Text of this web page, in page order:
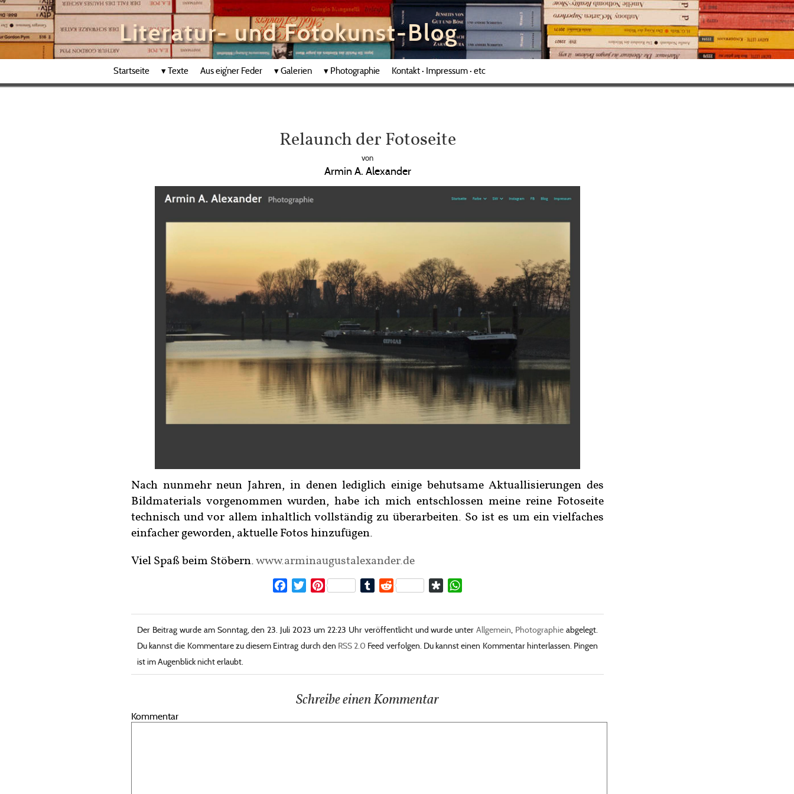
Literatur- und Fotokunst-Blog
Startseite ▾Texte Aus eig’ner Feder ▾Galerien ▾ Photographie Kontakt · Impressum · etc
Relaunch der Fotoseite
von
Armin A. Alexander
Nach nunmehr neun Jahren, in denen lediglich einige behutsame Aktuallisierungen des
Bildmaterials vorgenommen wurden, habe ich mich entschlossen meine reine Fotoseite
technisch und vor allem inhaltlich vollständig zu überarbeiten. So ist es um ein vielfaches
einfacher geworden, aktuelle Fotos hinzufügen.
Viel Spaß beim Stöbern.www.arminaugustalexander.de
Facebook
TwitterPinterest TumblrReddit Diaspora
Der Beitrag wurde am Sonntag, den 23. Juli 2023 um 22:23 Uhr veröffentlicht und wurde unterAllgemein, Photographie abgelegt.
Du kannst die Kommentare zu diesem Eintrag durch den RSS 2.0 Feed verfolgen. Du kannst einen Kommentar hinterlassen. Pingen
ist im Augenblick nicht erlaubt.
Schreibe einen Kommentar
Kommentar